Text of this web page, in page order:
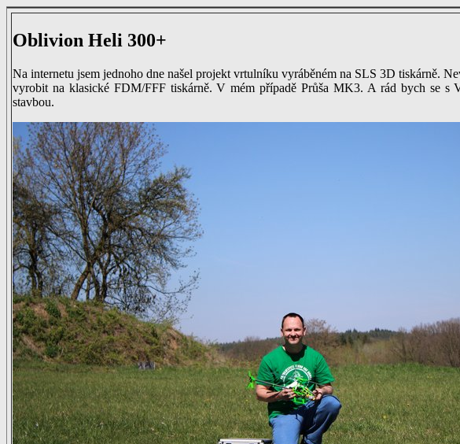
Oblivion Heli 300+
Na internetu jsem jednoho dne našel projekt vrtulníku vyráběném na SLS 3D tiskárně.
vyrobit na klasické FDM/FFF tiskárně. V mém případě Průša MK3. A rád bych se s
stavbou.